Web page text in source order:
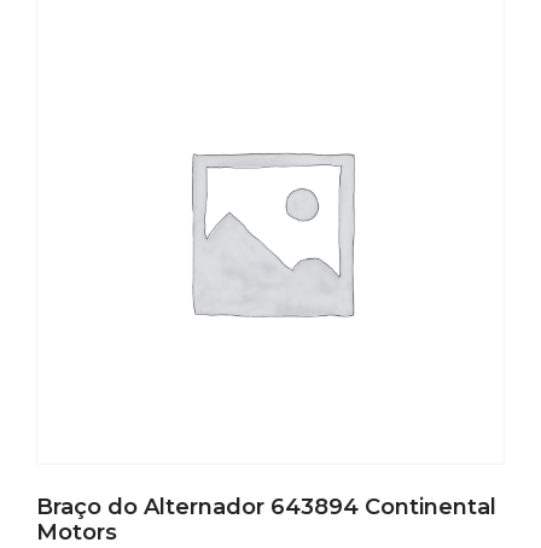
Braço do Alternador 643894 Continental
Motors